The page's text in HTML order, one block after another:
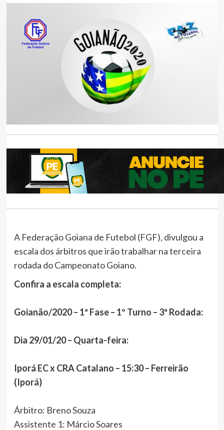
A Federação Goiana de Futebol (FGF), divulgou a
escala dos árbitros que irão trabalhar na terceira
rodada do Campeonato Goiano.
Confira a escala completa:
Goianão/2020 – 1ª Fase – 1º Turno – 3ª Rodada:
Dia 29/01/20 – Quarta-feira:
Iporá EC x CRA Catalano – 15:30 – Ferreirão
(Iporá)
Árbitro: Breno Souza
Assistente 1: Márcio Soares